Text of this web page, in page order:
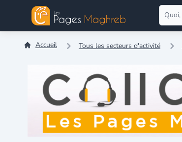
Accueil Tous les secteurs d'activité